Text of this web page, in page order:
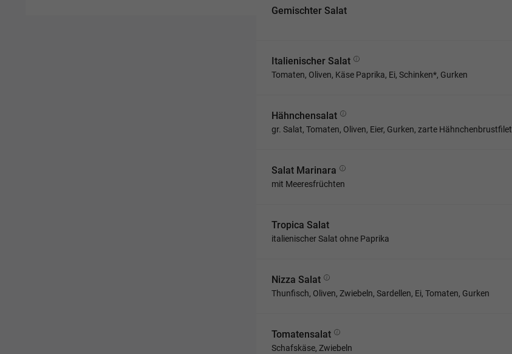
Gemischter Salat
Italienischer Salat
Tomaten, Oliven, Käse Paprika, Ei, Schinken*, Gurken
Hähnchensalat
gr. Salat, Tomaten, Oliven, Eier, Gurken, zarte Hähnchenbrustfilet
Salat Marinara
mit Meeresfrüchten
Tropica Salat
italienischer Salat ohne Paprika
Nizza Salat
Thunfisch, Oliven, Zwiebeln, Sardellen, Ei, Tomaten, Gurken
Tomatensalat
Schafskäse, Zwiebeln